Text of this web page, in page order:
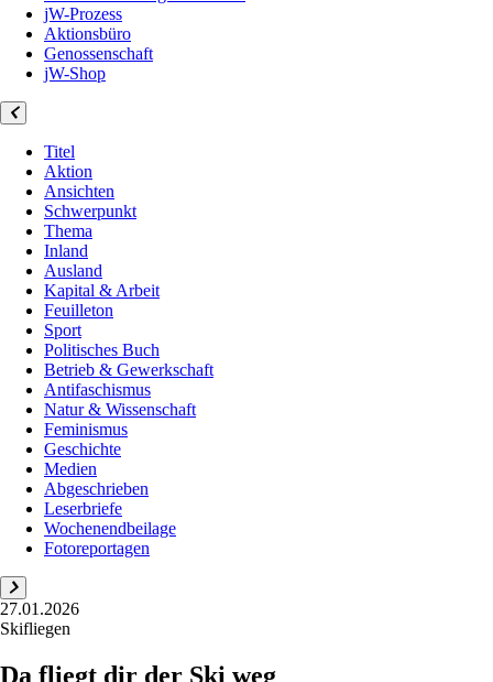
jW-Prozess
Aktionsbüro
Genossenschaft
jW-Shop
Titel
Aktion
Ansichten
Schwerpunkt
Thema
Inland
Ausland
Kapital & Arbeit
Feuilleton
Sport
Politisches Buch
Betrieb & Gewerkschaft
Antifaschismus
Natur & Wissenschaft
Feminismus
Geschichte
Medien
Abgeschrieben
Leserbriefe
Wochenendbeilage
Fotoreportagen
27.01.2026
Skifliegen
Da fliegt dir der Ski weg